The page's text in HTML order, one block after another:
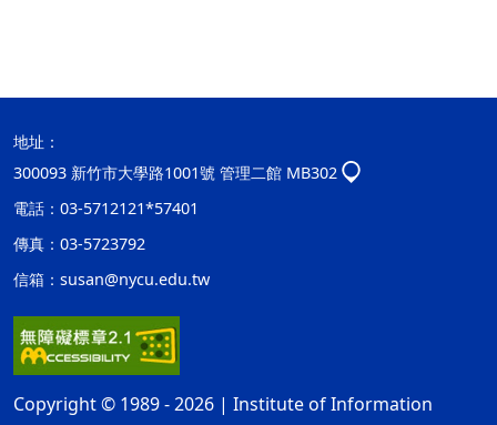
地址：
300093 新竹市大學路1001號 管理二館 MB302
電話：03-5712121*57401
傳真：03-5723792
信箱： susan@nycu.edu.tw
Copyright © 1989 - 2026 | Institute of Information